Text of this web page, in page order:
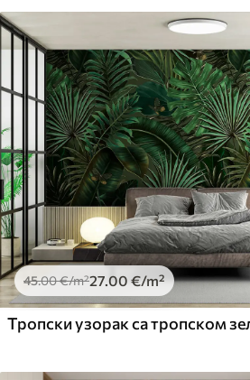
Начин примене
Доступни материјали
Standard
45.0027.00 €/m²
Premium Vinil
65.0039.00€ /m²
45.00€/m²27.00 €/m²